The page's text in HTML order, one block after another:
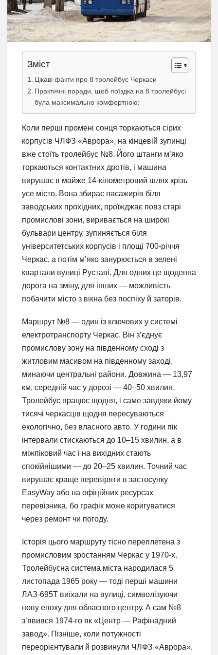
Зміст
Цікаві факти про 8 тролейбус Черкаси
Практичні поради, щоб поїздка на 8 тролейбусі
була максимально комфортною:
Коли перші промені сонця торкаються сірих
корпусів ЧЛФЗ «Аврора», на кінцевій зупинці
вже стоїть тролейбус №8. Його штанги м’яко
торкаються контактних дротів, і машина
вирушає в майже 14-кілометровий шлях крізь
усе місто. Вона збирає пасажирів біля
заводських прохідних, проїжджає повз старі
промислові зони, виривається на широкі
бульвари центру, зупиняється біля
університетських корпусів і площі 700-річчя
Черкас, а потім м’яко занурюється в зелені
квартали вулиці Руставі. Для одних це щоденна
дорога на зміну, для інших — можливість
побачити місто з вікна без поспіху й заторів.
Маршрут №8 — один із ключових у системі
електротранспорту Черкас. Він з’єднує
промислову зону на південному сході з
житловим масивом на південному заході,
минаючи центральні райони. Довжина — 13,97
км, середній час у дорозі — 40–50 хвилин.
Тролейбус працює щодня, і саме завдяки йому
тисячі черкасців щодня пересуваються
екологічно, без власного авто. У години пік
інтервали стискаються до 10–15 хвилин, а в
міжпіковий час і на вихідних стають
спокійнішими — до 20–25 хвилин. Точний час
вирушає краще перевіряти в застосунку
EasyWay або на офіційних ресурсах
перевізника, бо графік може коригуватися
через ремонт чи погоду.
Історія цього маршруту тісно переплетена з
промисловим зростанням Черкас у 1970-х.
Тролейбусна система міста народилася 5
листопада 1965 року — тоді перші машини
ЛАЗ-695Т виїхали на вулиці, символізуючи
нову епоху для обласного центру. А сам №8
з’явився 1974-го як «Центр — Рафінадний
завод». Пізніше, коли потужності
переорієнтували й розвинули ЧЛФЗ «Аврора»,